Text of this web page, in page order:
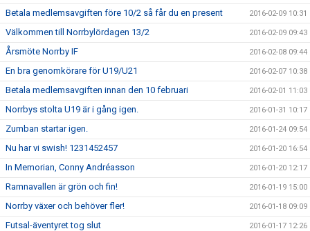
Betala medlemsavgiften före 10/2 så får du en present 2016-02-09 10:31
Välkommen till Norrbylördagen 13/2 2016-02-09 09:43
Årsmöte Norrby IF 2016-02-08 09:44
En bra genomkörare för U19/U21 2016-02-07 10:38
Betala medlemsavgiften innan den 10 februari 2016-02-01 11:03
Norrbys stolta U19 är i gång igen. 2016-01-31 10:17
Zumban startar igen. 2016-01-24 09:54
Nu har vi swish! 1231452457 2016-01-20 16:54
In Memorian, Conny Andréasson 2016-01-20 12:17
Ramnavallen är grön och fin! 2016-01-19 15:00
Norrby växer och behöver fler! 2016-01-18 09:09
Futsal-äventyret tog slut 2016-01-17 12:26